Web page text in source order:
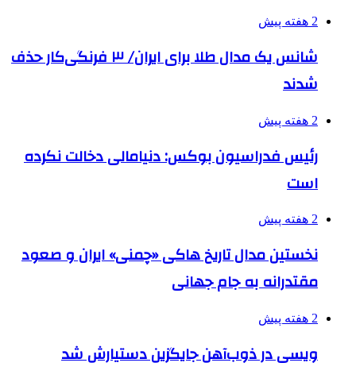
2 هفته پیش
شانس یک مدال طلا برای ایران/ ۳ فرنگی‌کار حذف
شدند
2 هفته پیش
رئیس فدراسیون بوکس: دنیامالی دخالت نکرده
است
2 هفته پیش
نخستین مدال تاریخ هاکی «چمنی» ایران و صعود
مقتدرانه به جام جهانی
2 هفته پیش
ویسی در ذوب‌آهن جایگزین دستیارش شد